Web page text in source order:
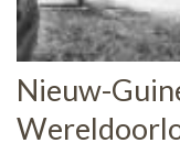
Nieuw-